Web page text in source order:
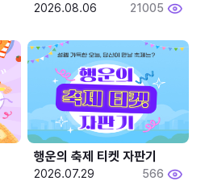
2026.08.06 21005
행운의 축제 티켓 자판기
2026.07.29 566